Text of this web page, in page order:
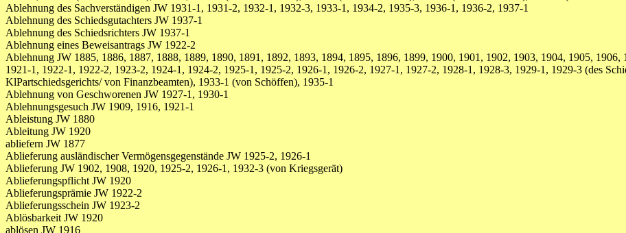
Ablehnung des Sachverständigen JW 1931-1, 1931-2, 1932-1, 1932-3, 1933-1, 1934-2, 1935-3, 1936-1, 1936-2, 1937-1
Ablehnung des Schiedsgutachters JW 1937-1
Ablehnung des Schiedsrichters JW 1937-1
Ablehnung eines Beweisantrags JW 1922-2
Ablehnung JW 1885, 1886, 1887, 1888, 1889, 1890, 1891, 1892, 1893, 1894, 1895, 1896, 1899, 1900, 1901, 1902, 1903, 1904, 1905,
1921-1, 1922-1, 1922-2, 1923-2, 1924-1, 1924-2, 1925-1, 1925-2, 1926-1, 1926-2, 1927-1, 1927-2, 1928-1, 1928-3, 1929-1, 1929-3 (des
KlPartschiedsgerichts/ von Finanzbeamten), 1933-1 (von Schöffen), 1935-1
Ablehnung von Geschworenen JW 1927-1, 1930-1
Ablehnungsgesuch JW 1909, 1916, 1921-1
Ableistung JW 1880
Ableitung JW 1920
abliefern JW 1877
Ablieferung ausländischer Vermögensgegenstände JW 1925-2, 1926-1
Ablieferung JW 1902, 1908, 1920, 1925-2, 1926-1, 1932-3 (von Kriegsgerät)
Ablieferungspflicht JW 1920
Ablieferungsprämie JW 1922-2
Ablieferungsschein JW 1923-2
Ablösbarkeit JW 1920
ablösen JW 1916